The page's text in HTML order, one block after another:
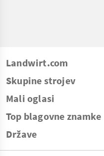
Landwirt.com
Skupine strojev
Mali oglasi
Top blagovne znamke
Države